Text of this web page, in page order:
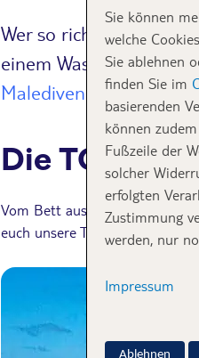
Wer so richtig auf
einem
Malediven!
Weltweit
Die TOP 7
Vom Bett aus direkt ins
euch unsere TOP 7
Sie können
welche
Sie ablehnen
finden Sie im
basierenden
können
Fußzeile der
solcher
erfolgten
Zustimmung
werden, nur
Impressum
Ablehnen